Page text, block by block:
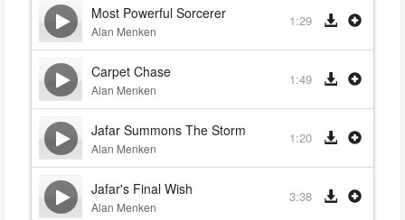
Most Powerful Sorcerer
Alan Menken
1:29
Carpet Chase
Alan Menken
1:49
Jafar Summons The Storm
Alan Menken
1:20
Jafar's Final Wish
Alan Menken
3:38